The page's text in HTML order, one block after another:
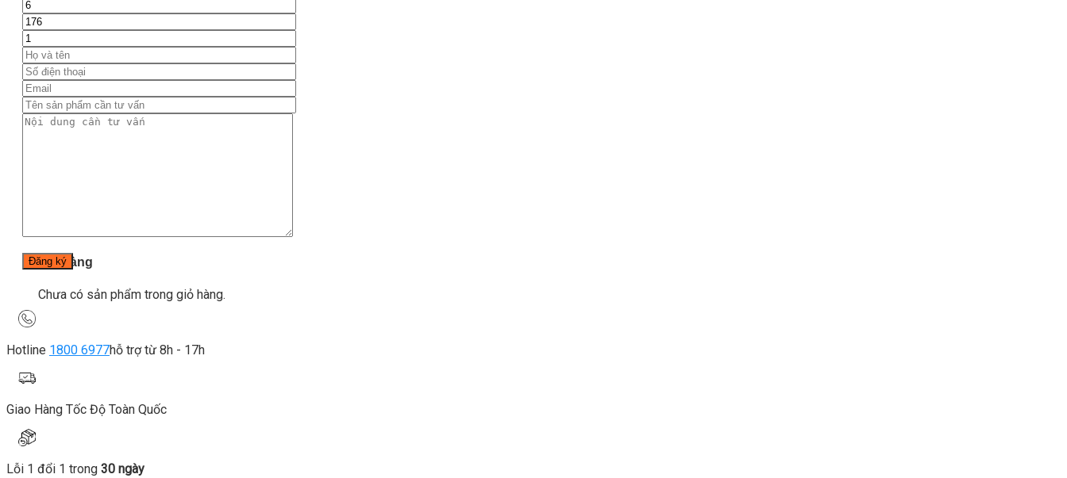
Hướng dẫn tập luyện
Chế độ ăn uống
Liên Hệ
Tìm kiếm:
Giỏ hàng
Chưa có sản phẩm trong giỏ hàng.
Hotline 1800 6977hỗ trợ từ 8h - 17h
Giao Hàng Tốc Độ Toàn Quốc
Lỗi 1 đổi 1 trong 30 ngày